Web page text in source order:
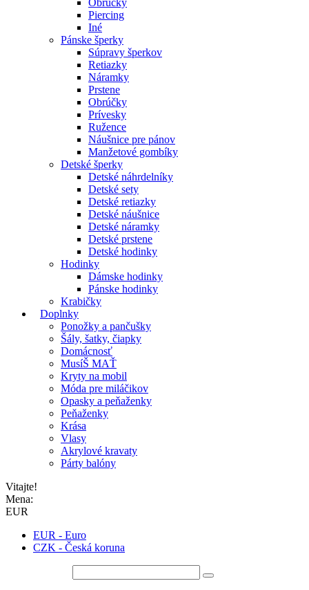
Obrúčky
Piercing
Iné
Pánske šperky
Súpravy šperkov
Retiazky
Náramky
Prstene
Obrúčky
Prívesky
Ružence
Náušnice pre pánov
Manžetové gombíky
Detské šperky
Detské náhrdelníky
Detské sety
Detské retiazky
Detské náušnice
Detské náramky
Detské prstene
Detské hodinky
Hodinky
Dámske hodinky
Pánske hodinky
Krabičky
Doplnky
Ponožky a pančušky
Šály, šatky, čiapky
Domácnosť
MusíŠ MAŤ
Kryty na mobil
Móda pre miláčikov
Opasky a peňaženky
Peňaženky
Krása
Vlasy
Akrylové kravaty
Párty balóny
Vitajte!
Mena:
EUR
EUR - Euro
CZK - Česká koruna